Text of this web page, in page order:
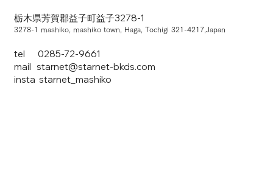
栃木県芳賀郡益子町益子3278-1
3278-1 mashiko, mashiko town, Haga, Tochigi 321-4217,Japan
tel 0285-72-9661
mailstarnet@starnet-bkds.com
instastarnet_mashiko